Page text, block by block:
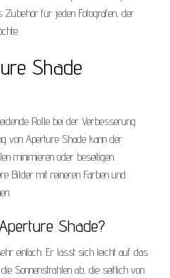
Zubehör für jeden Fotografen, der
Shade
Rolle bei der Verbesserung
von Aperture Shade kann der
minimieren oder beseitigen.
Bilder mit reineren Farben und
Shade?
einfach. Er lässt sich leicht auf das
Sonnenstrahlen ab, die seitlich von